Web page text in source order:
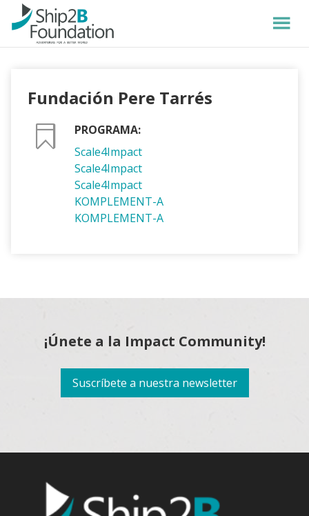
Fundación Pere Tarrés
PROGRAMA:
Scale4Impact
Scale4Impact
Scale4Impact
KOMPLEMENT-A
KOMPLEMENT-A
¡Únete a la Impact Community!
Suscríbete a nuestra newsletter